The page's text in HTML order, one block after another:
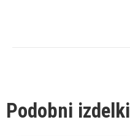
Podobni izdelki